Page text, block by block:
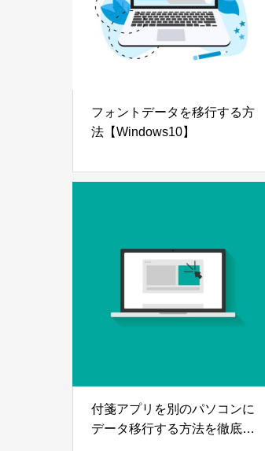
フォントデータを移行する方
法【Windows10】
付箋アプリを別のパソコンに
データ移行する方法を徹底解